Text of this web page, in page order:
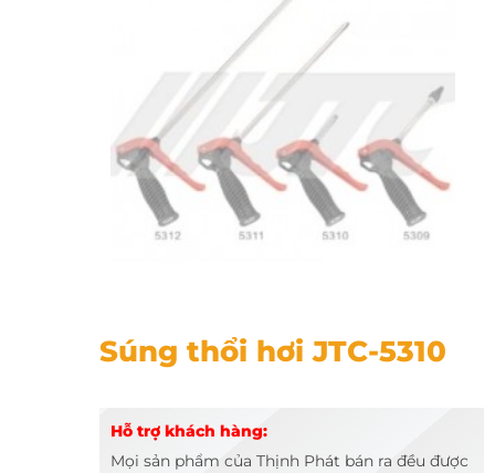
Súng thổi hơi JTC-5310
Hỗ trợ khách hàng:
Mọi sản phẩm của Thịnh Phát bán ra đều được